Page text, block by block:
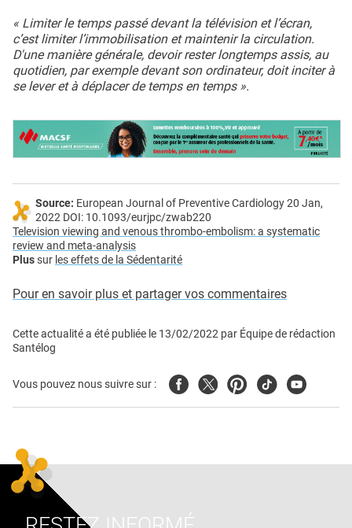
« Limiter le temps passé devant la télévision et l’écran,
c’est limiter l’immobilisation et maintenir la circulation.
D'une manière générale, devoir rester longtemps assis, au
quotidien, par exemple devant son ordinateur, doit inciter à
se lever et à déplacer de temps en temps ».
Source: European Journal of Preventive Cardiology 20 Jan,
2022 DOI: 10.1093/eurjpc/zwab220
Television viewing and venous thrombo-embolism: a systematic
review and meta-analysis
Plussur les effets de la Sédentarité
Pour en savoir plus et partager vos commentaires
Cette actualité a été publiée le 13/02/2022 par Équipe de rédaction
Santélog
Vous pouvez nous suivre sur : FacebookTwitterPinterest
TiktokYoutube